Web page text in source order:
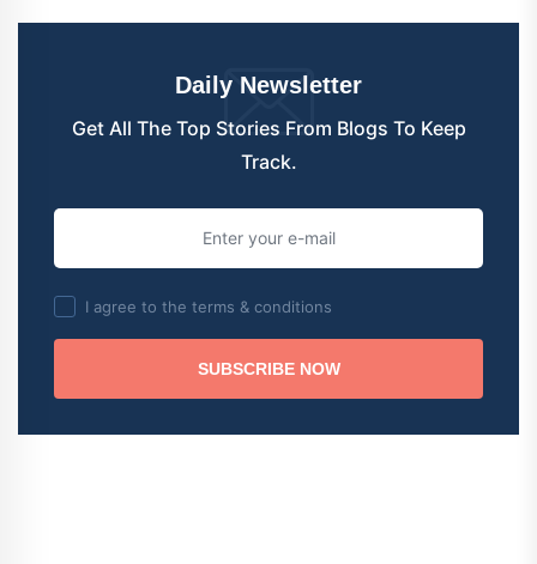
Daily Newsletter
Get All The Top Stories From Blogs To Keep
Track.
I agree to the terms & conditions
SUBSCRIBE NOW